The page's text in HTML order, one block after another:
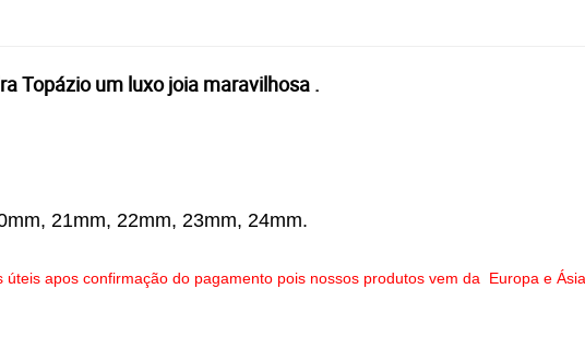
Topázio um luxo joia maravilhosa .
21mm, 22mm, 23mm, 24mm.
apos confirmação do pagamento pois nossos produtos vem da Europa e Ásia.